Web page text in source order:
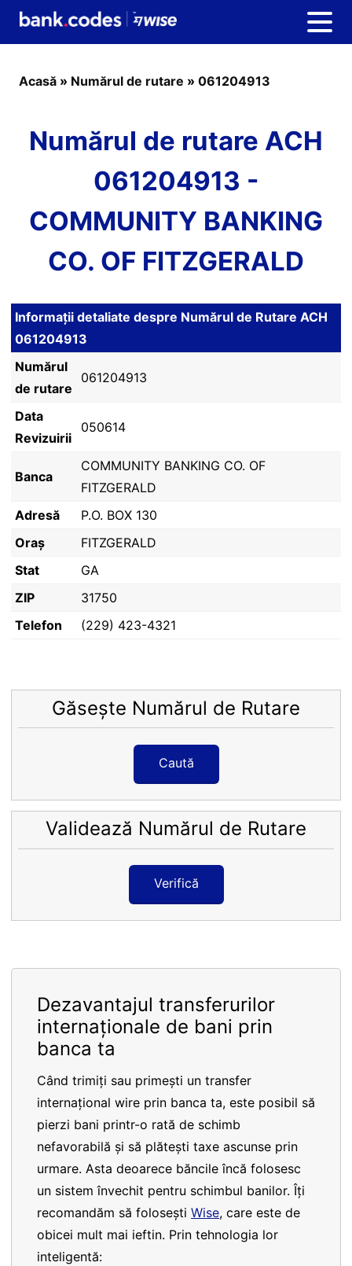
Acasă » Numărul de rutare » 061204913
Numărul de rutare ACH
061204913 -
COMMUNITY BANKING
CO. OF FITZGERALD
Informații detaliate despre Numărul de Rutare ACH
061204913
Numărul
de rutare
061204913
Data
Revizuirii
050614
Banca
COMMUNITY BANKING CO. OF
FITZGERALD
Adresă
P.O. BOX 130
Oraș
FITZGERALD
Stat
GA
ZIP
31750
Telefon
(229) 423-4321
Găsește Numărul de Rutare
Caută
Validează Numărul de Rutare
Verifică
Dezavantajul transferurilor
internaționale de bani prin
banca ta
Când trimiți sau primești un transfer
internațional wire prin banca ta, este posibil să
pierzi bani printr-o rată de schimb
nefavorabilă și să plătești taxe ascunse prin
urmare. Asta deoarece băncile încă folosesc
un sistem învechit pentru schimbul banilor. Îți
recomandăm să folosești Wise, care este de
obicei mult mai ieftin. Prin tehnologia lor
inteligentă: